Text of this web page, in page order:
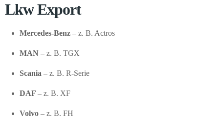
Lkw Export
Mercedes-Benz – z. B. Actros
MAN – z. B. TGX
Scania – z. B. R-Serie
DAF – z. B. XF
Volvo – z. B. FH